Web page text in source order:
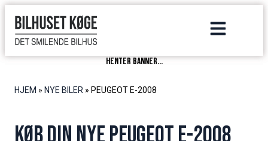
henter banner...
HJEM » NYE BILER » PEUGEOT E-2008